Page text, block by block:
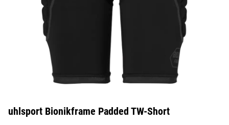
uhlsport Bionikframe Padded TW-Short